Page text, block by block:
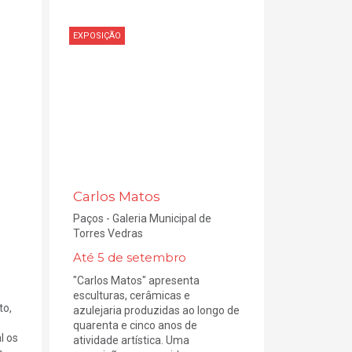
os
EXPOSIÇÃO
Carlos Matos
Paços - Galeria Municipal de
Torres Vedras
Até 5 de setembro
"Carlos Matos" apresenta
esculturas, cerâmicas e
azulejaria produzidas ao longo de
quarenta e cinco anos de
atividade artística. Uma